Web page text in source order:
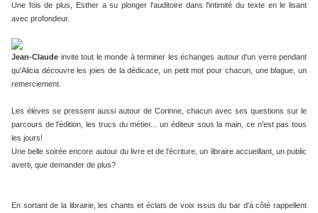
Une fois de plus, Esther a su plonger l'auditoire dans l'intimité du texte en le lisant
avec profondeur.
Jean-Claude invite tout le monde à terminer les échanges autour d'un verre pendant
qu'Alicia découvre les joies de la dédicace, un petit mot pour chacun, une blague, un
remerciement.
Les élèves se pressent aussi autour de Corinne, chacun avec ses questions sur le
parcours de l'édition, les trucs du métier... un éditeur sous la main, ce n'est pas tous
les jours!
Une belle soirée encore autour du livre et de l'écriture, un libraire accueillant, un public
averti, que demander de plus?
En sortant de la librairie, les chants et éclats de voix issus du bar d'à côté rappellent